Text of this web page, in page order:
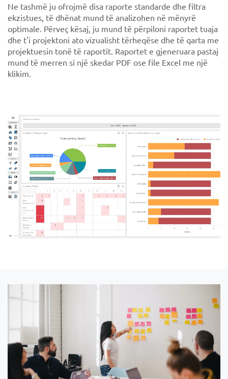
Ne tashmë ju ofrojmë disa raporte standarde dhe filtra
ekzistues, të dhënat mund të analizohen në mënyrë
optimale. Përveç kësaj, ju mund të përpiloni raportet tuaja
dhe t'i projektoni ato vizualisht tërheqëse dhe të qarta me
projektuesin tonë të raportit. Raportet e gjeneruara pastaj
mund të merren si një skedar PDF ose file Excel me një
klikim.